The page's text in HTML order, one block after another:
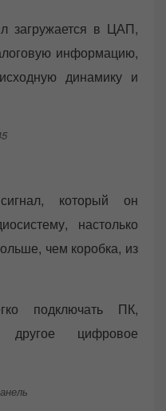
загружается в ЦАП,
информацию,
динамику и
который он
настолько
чем коробка, из
подключать ПК,
цифровое